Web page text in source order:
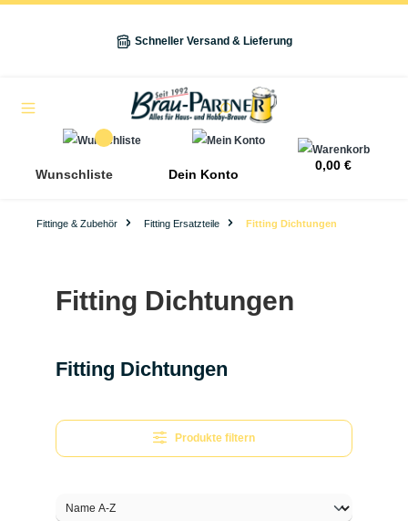
Schneller Versand & Lieferung
Wunschliste Dein Konto
0,00 €
Fittinge & Zubehör Fitting Ersatzteile Fitting Dichtungen
Fitting Dichtungen
Fitting Dichtungen
Produkte filtern